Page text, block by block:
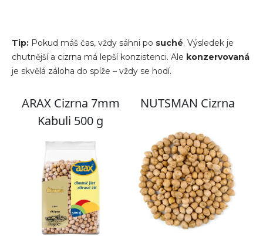
Tip: Pokud máš čas, vždy sáhni po suché. Výsledek je
chutnější a cizrna má lepší konzistenci. Ale konzervovaná
je skvělá záloha do spíže – vždy se hodí.